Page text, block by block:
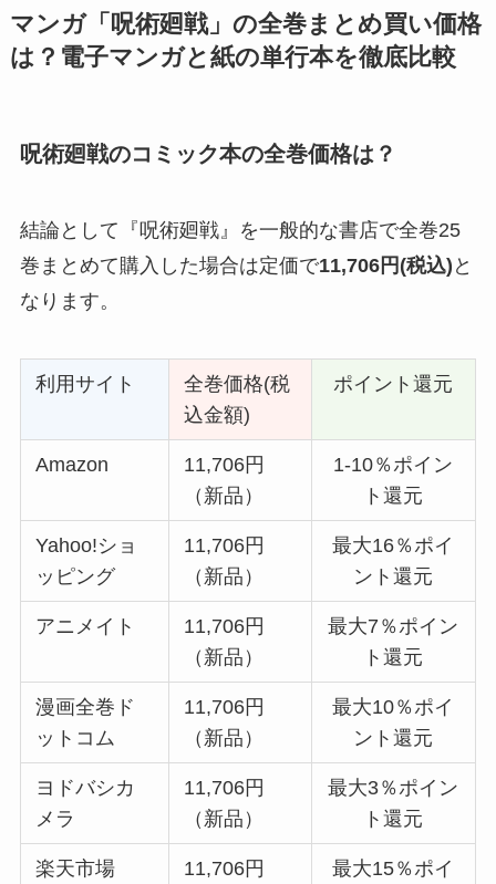
マンガ「呪術廻戦」の全巻まとめ買い価格
は？電子マンガと紙の単行本を徹底比較
呪術廻戦のコミック本の全巻価格は？
結論として『呪術廻戦』を一般的な書店で全巻25
巻まとめて購入した場合は定価で11,706円(税込) と
なります。
利用サイト
全巻価格(税
込金額)
ポイント還元
Amazon
11,706円
（新品）
1-10％ポイン
ト還元
Yahoo!ショ
ッピング
11,706円
（新品）
最大16％ポイ
ント還元
アニメイト
11,706円
（新品）
最大7％ポイン
ト還元
漫画全巻ド
ットコム
11,706円
（新品）
最大10％ポイ
ント還元
ヨドバシカ
メラ
11,706円
（新品）
最大3％ポイン
ト還元
楽天市場
11,706円
最大15％ポイ